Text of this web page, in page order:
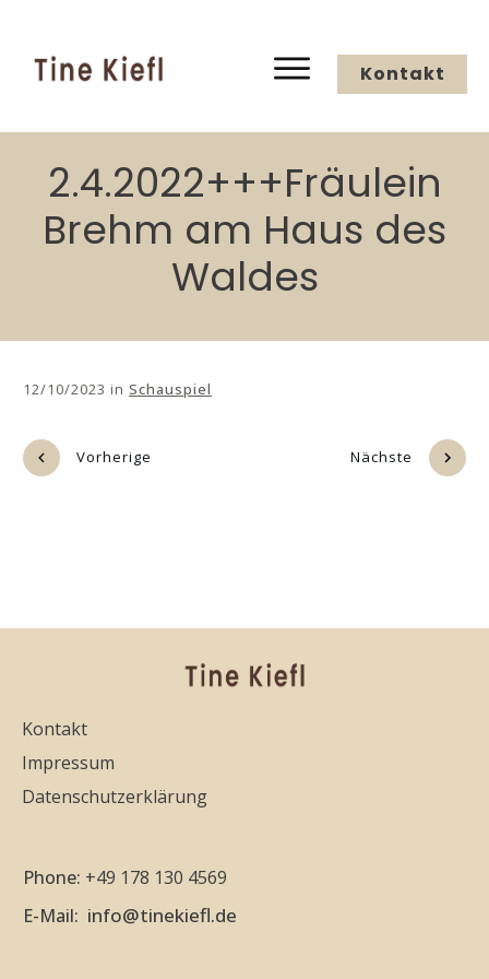
Kontakt
2.4.2022+++Fräulein
Brehm am Haus des
Waldes
12/10/2023 in Schauspiel
Vorherige Nächste
Kontakt
Impressum
Datenschutzerklärung
Phone: +49 178 130 4569
E-Mail: info@tinekiefl.de